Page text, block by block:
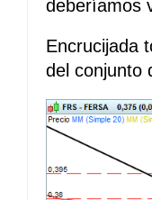
deberíamos
Encrucijada
del conjunto